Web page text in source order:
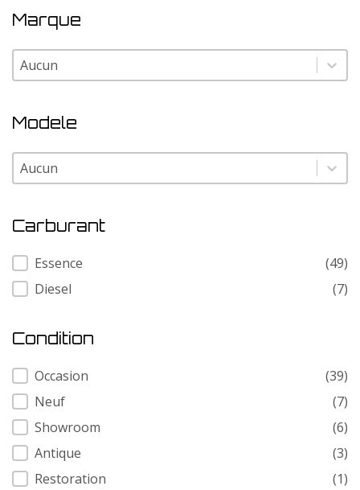
Marque
Marque
Marque
Modele
Modele
Modele
Carburant
Carburant
Essence
(49)
Diesel
(7)
Condition
Condition
Occasion
(39)
Neuf
(7)
Showroom
(6)
Antique
(3)
Restoration
(1)